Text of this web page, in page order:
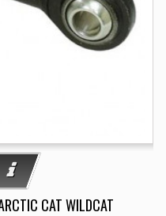
CAT WILDCAT